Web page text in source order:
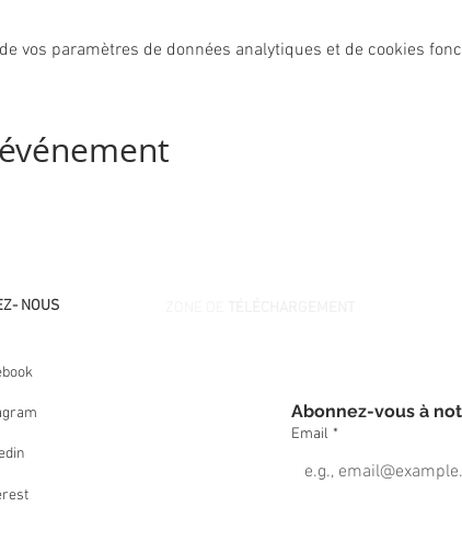
vos paramètres de données analytiques et de cookies
NOUS
Email *